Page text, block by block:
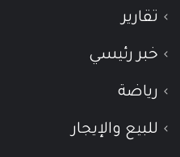
تقارير
خبر رئيسي
رياضة
للبيع والإيجار